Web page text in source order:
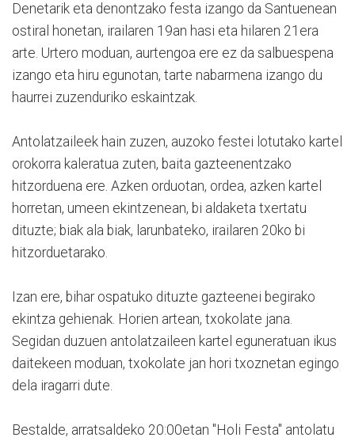
Denetarik eta denontzako festa izango da Santuenean
ostiral honetan, irailaren 19an hasi eta hilaren 21era
arte. Urtero moduan, aurtengoa ere ez da salbuespena
izango eta hiru egunotan, tarte nabarmena izango du
haurrei zuzenduriko eskaintzak.
Antolatzaileek hain zuzen, auzoko festei lotutako kartel
orokorra kaleratua zuten, baita gazteenentzako
hitzorduena ere. Azken orduotan, ordea, azken kartel
horretan, umeen ekintzenean, bi aldaketa txertatu
dituzte; biak ala biak, larunbateko, irailaren 20ko bi
hitzorduetarako.
Izan ere, bihar ospatuko dituzte gazteenei begirako
ekintza gehienak. Horien artean, txokolate jana.
Segidan duzuen antolatzaileen kartel eguneratuan ikus
daitekeen moduan, txokolate jan hori txoznetan egingo
dela iragarri dute.
Bestalde, arratsaldeko 20:00etan "Holi Festa" antolatu